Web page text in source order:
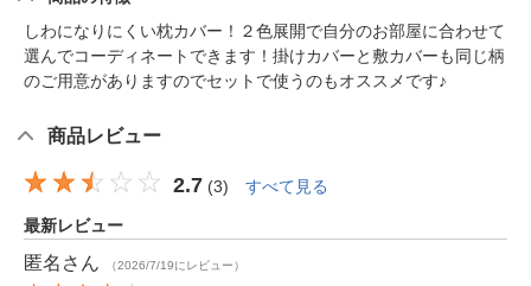
しわになりにくい枕カバー！２色展開で自分のお部屋に合わせて
選んでコーディネートできます！掛けカバーと敷カバーも同じ柄
のご用意がありますのでセットで使うのもオススメです♪
商品レビュー
2.7 (3) すべて見る
最新レビュー
匿名 さん （2026/7/19にレビュー）